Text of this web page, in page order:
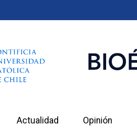
Actualidad Opinión